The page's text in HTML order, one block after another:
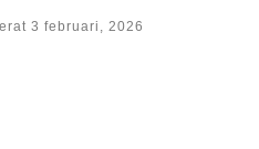
3 februari, 2026